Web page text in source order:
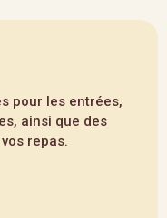
pour les entrées,
ainsi que des
repas.